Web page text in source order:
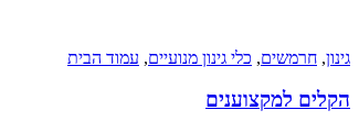
גינון, חרמשים, כלי גינון מנועיים, עמוד הבית
הקלים למקצוענים